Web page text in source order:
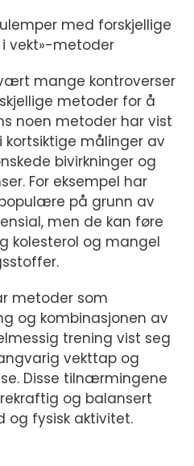
med forskjellige
vekt»-metoder
mange kontroverser
metoder for å
noen metoder har vist
målinger av
bivirkninger og
For eksempel har
på grunn av
men de kan føre
kolesterol og mangel
metoder som
og kombinasjonen av
trening vist seg
vekttap og
Disse tilnærmingene
og balansert
fysisk aktivitet.